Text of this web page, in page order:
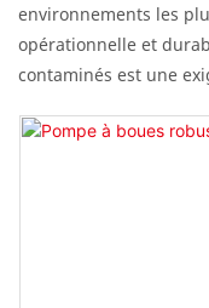
environnements les
opérationnelle et
contaminés est une